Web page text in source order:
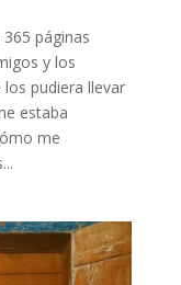
páginas
y los
pudiera llevar
estaba
me